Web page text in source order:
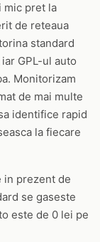
mic pret la
de reteaua
standard
GPL-ul auto
Monitorizam
de mai multe
identifice rapid
la fiecare
in prezent de
se gaseste
este de 0 lei pe